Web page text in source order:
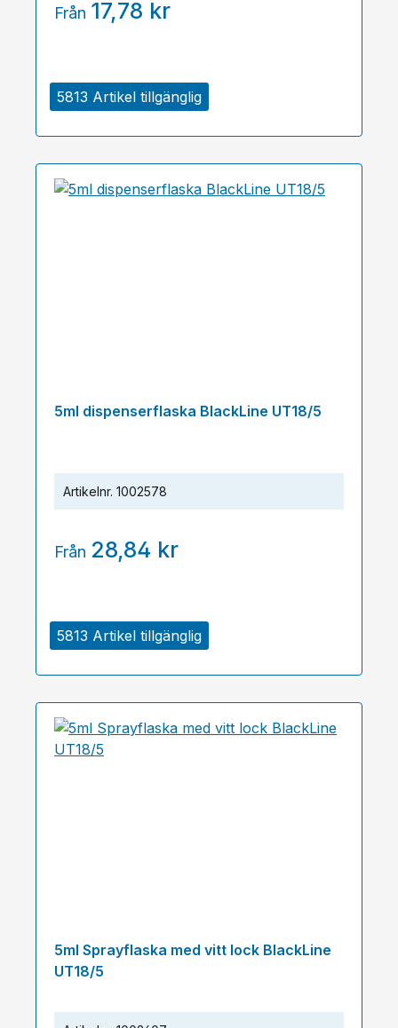
5813 Artikel tillgänglig
Från 17,78 kr
5813 Artikel tillgänglig
5ml dispenserflaska BlackLine UT18/5
Artikelnr. 1002578
Från 28,84 kr
5ml Sprayflaska med vitt lock BlackLine
UT18/5